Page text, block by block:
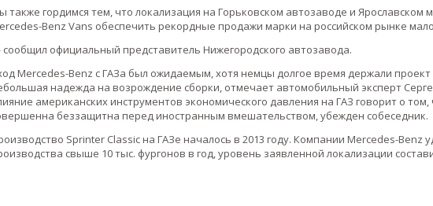
также гордимся тем, что локализация на Горьковском автозаводе и Ярославском
Benz Vans обеспечить рекордные продажи марки на российском рынке
официальный представитель Нижегородского автозавода.
Mercedes-Benz с ГАЗа был ожидаемым, хотя немцы долгое время держали проект
надежда на возрождение сборки, отмечает автомобильный эксперт
американских инструментов экономического давления на ГАЗ говорит о
беззащитна перед иностранным вмешательством, убежден собеседник.
Sprinter Classic на ГАЗе началось в 2013 году. Компании Mercedes-Benz
свыше 10 тыс. фургонов в год, уровень заявленной локализации